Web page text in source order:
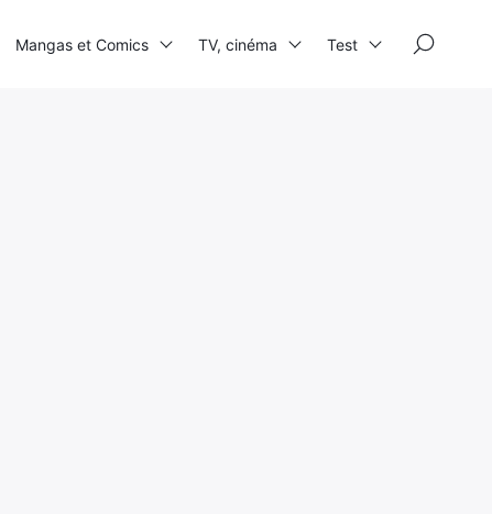
Mangas et Comics TV, cinéma Test